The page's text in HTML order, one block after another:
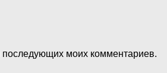
последующих моих комментариев.